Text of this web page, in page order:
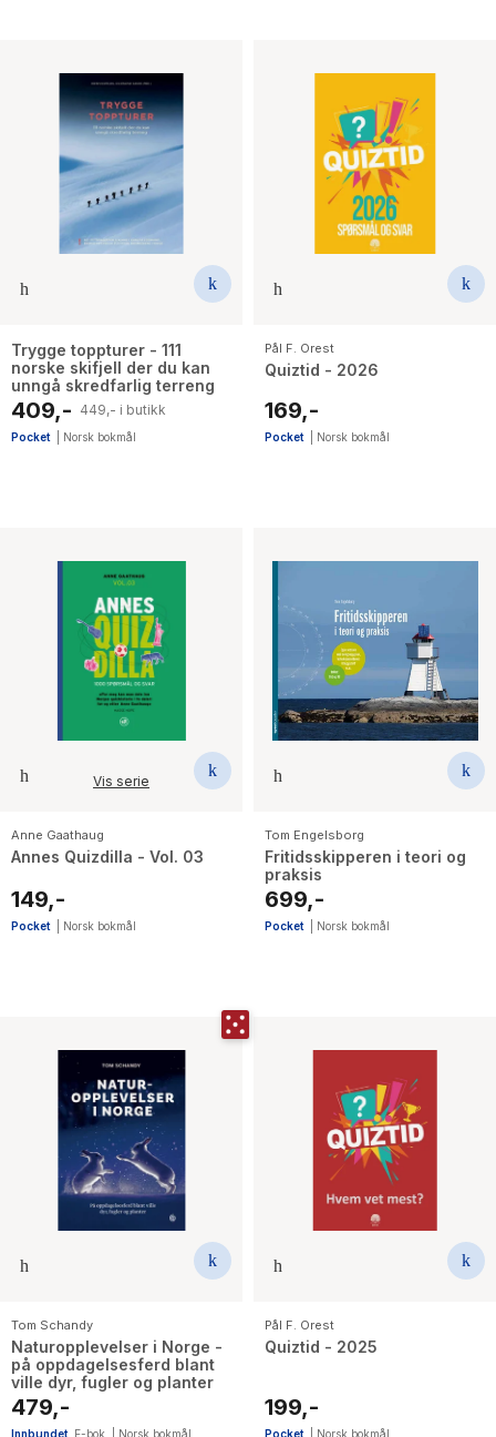
Trygge toppturer - 111
norske skifjell der du kan
unngå skredfarlig terreng
409,- 449,- i butikk
Pocket Norsk bokmål
Pål F. Orest
Quiztid - 2026
169,-
Pocket Norsk bokmål
Vis serie
Anne Gaathaug
Annes Quizdilla - Vol. 03
149,-
Pocket Norsk bokmål
Tom Engelsborg
Fritidsskipperen i teori og
praksis
699,-
Pocket Norsk bokmål
Tom Schandy
Naturopplevelser i Norge -
på oppdagelsesferd blant
ville dyr, fugler og planter
479,-
Innbundet E-bok Norsk bokmål
Pål F. Orest
Quiztid - 2025
199,-
Pocket Norsk bokmål